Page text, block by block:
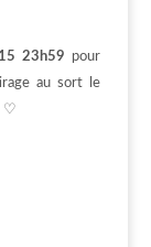
23h59 pour
au sort le
♡